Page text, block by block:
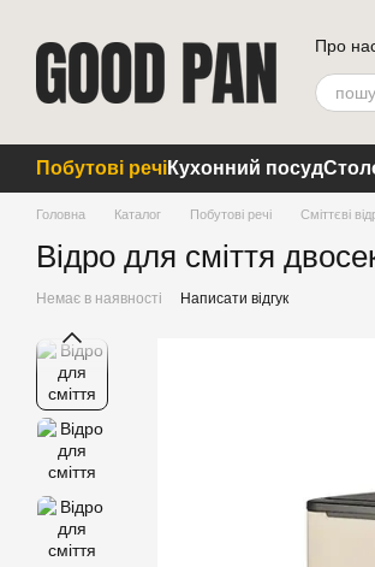
Про
Побутові речіКухонний посуд
Головна Каталог Побутові речі Сміттєві
Відро для сміття
Немає в наявності Написати відгук